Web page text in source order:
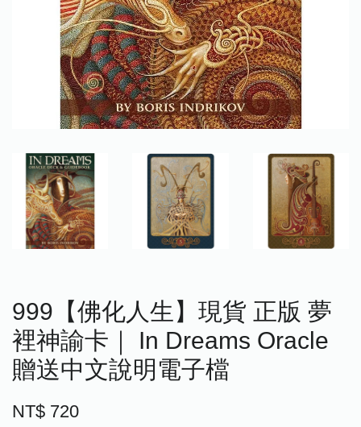
999【佛化人生】現貨 正版 夢
裡神諭卡｜ In Dreams Oracle
贈送中文說明電子檔
NT$ 720